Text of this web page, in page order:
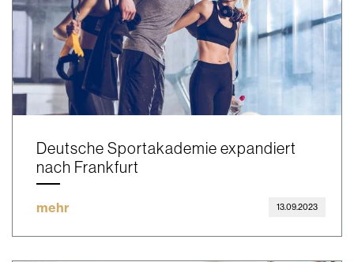
Deutsche Sportakademie expandiert
nach Frankfurt
mehr 13.09.2023